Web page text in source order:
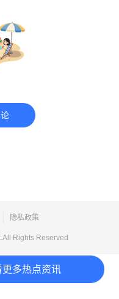
多热点资讯
隐私政策
Rights Reserved